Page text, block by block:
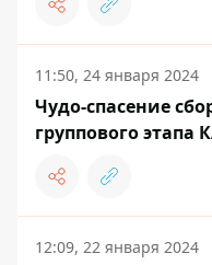
11:50, 24 января 2024
Чудо-спасение
группового этапа
12:09, 22 января 2024